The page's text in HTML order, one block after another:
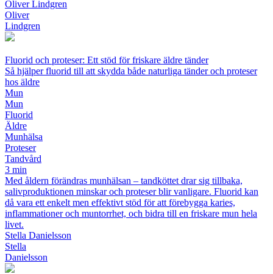
Oliver Lindgren
Oliver
Lindgren
Fluorid och proteser: Ett stöd för friskare äldre tänder
Så hjälper fluorid till att skydda både naturliga tänder och proteser
hos äldre
Mun
Mun
Fluorid
Äldre
Munhälsa
Proteser
Tandvård
3 min
Med åldern förändras munhälsan – tandköttet drar sig tillbaka,
salivproduktionen minskar och proteser blir vanligare. Fluorid kan
då vara ett enkelt men effektivt stöd för att förebygga karies,
inflammationer och muntorrhet, och bidra till en friskare mun hela
livet.
Stella Danielsson
Stella
Danielsson